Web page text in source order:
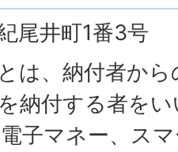
尾井町1番3号
は、納付者か
納付する者を
子マネー、ス